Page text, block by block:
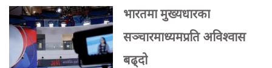
भारतमा मुख्यधारका
सञ्चारमाध्यमप्रति अविश्वास
बढ्दो